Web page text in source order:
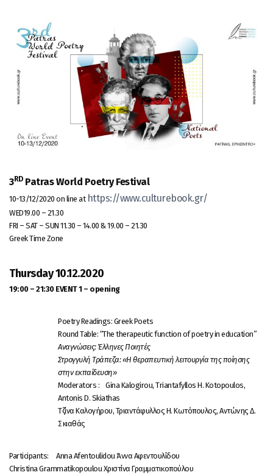
3RDPatras World Poetry Festival
10-13/12/2020 on line at https://www.culturebook.gr/
WED19.00 – 21.30
FRI – SAT – SUN 11.30 – 14.00 & 19.00 – 21.30
Greek Time Zone
Thursday 10.12.2020
19:00 – 21:30 EVENT 1 – opening
Poetry Readings: Greek Poets
Round Table: “The therapeutic function of poetry in education”
Αναγνώσεις: Έλληνες Ποιητές
Στρογγυλή Τράπεζα: «H θεραπευτική λειτουργία της ποίησης
στην εκπαίδευση»
Moderators : Gina Kalogirou, Triantafyllos H. Kotopoulos,
Antonis D. Skiathas
Τζίνα Καλογήρου, Τριαντάφυλλος H. Κωτόπουλος, Aντώνης Δ.
Σκιαθάς
Participants: Anna Afentoulidou Άννα Αφεντουλίδου
Christina Grammatikopoulou Χριστίνα Γραμματικοπούλου